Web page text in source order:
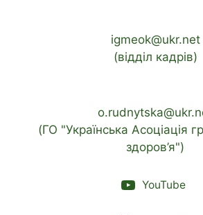
igmeok@ukr.net
(відділ кадрів)
(ГО "Українська Асоціація
здоров’я")
YouTube